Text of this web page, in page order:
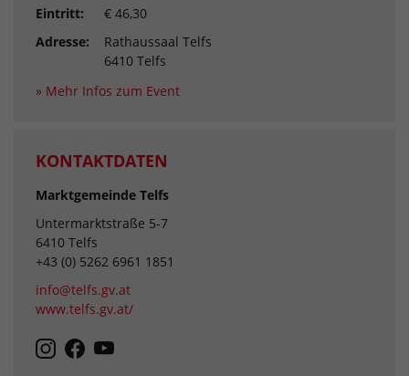
Eintritt:
€ 46,30
Adresse:
Rathaussaal Telfs
6410 Telfs
» Mehr Infos zum Event
KONTAKTDATEN
Marktgemeinde Telfs
Untermarktstraße 5-7
6410 Telfs
+43 (0) 5262 6961 1851
info@telfs.gv.at
www.telfs.gv.at/